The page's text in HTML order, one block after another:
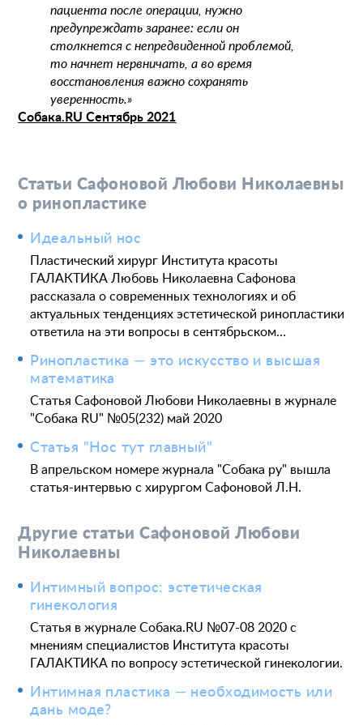
Пластические хирурги
Анализы перед операцией
До и после пластической операции
Внести предоплату
Отделение пластической хирургии
Процедуры
Пациентам косметологии
До и после косметологии
Цены
О клинике Лицензии и сертификаты
Новости и СМИ Cтатьи и публикации
Программа лояльности и подарочные сертификаты
Медицинский туризм Юр. информация
пациента после операции, нужно
предупреждать заранее: если он
столкнется с непредвиденной проблемой,
то начнет нервничать, а во время
восстановления важно сохранять
уверенность.»
Собака.RU Сентябрь 2021
Статьи Сафоновой Любови Николаевны
о ринопластике
Идеальный нос
Пластический хирург Института красоты
ГАЛАКТИКА Любовь Николаевна Сафонова
рассказала о современных технологиях и об
актуальных тенденциях эстетической ринопластики
ответила на эти вопросы в сентябрьском…
Ринопластика — это искусство и высшая
математика
Статья Сафоновой Любови Николаевны в журнале
"Собака RU" №05(232) май 2020
Статья "Нос тут главный"
В апрельском номере журнала "Собака ру" вышла
статья-интервью с хирургом Сафоновой Л.Н.
Другие статьи Сафоновой Любови
Николаевны
Интимный вопрос: эстетическая
гинекология
Статья в журнале Собака.RU №07-08 2020 с
мнениям специалистов Института красоты
ГАЛАКТИКА по вопросу эстетической гинекологии.
Интимная пластика — необходимость или
дань моде?